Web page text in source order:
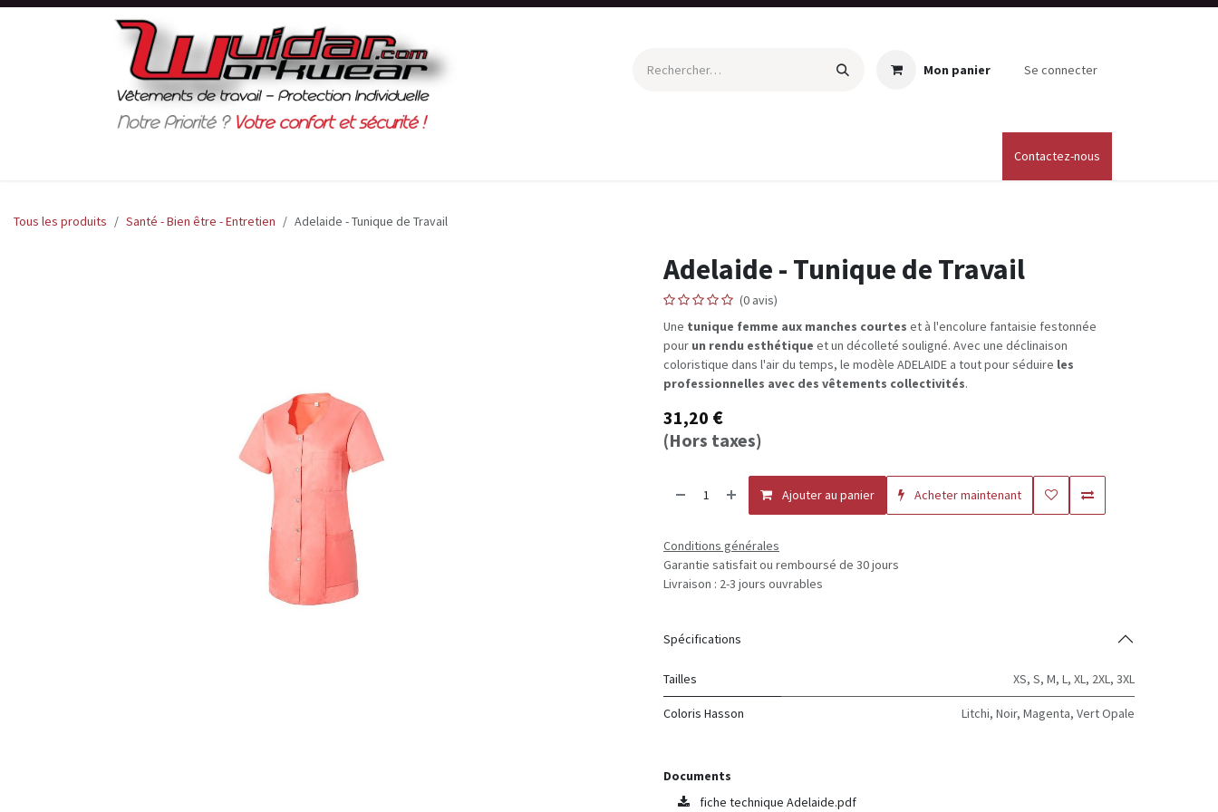
Se rendre au contenu
Mon panier Se connecter
personnalisation vetements
Contactez-nous
Tous les produits Santé - Bien être - Entretien Adelaide - Tunique de Travail
Adelaide - Tunique de Travail
(0 avis)
Une tunique femme aux manches courtes et à l'encolure fantaisie festonnée
pour un rendu esthétique et un décolleté souligné. Avec une déclinaison
coloristique dans l'air du temps, le modèle ADELAIDE a tout pour séduire les
professionnelles avec des vêtements collectivités.
31,20 €
(Hors taxes)
Ajouter au panier Acheter maintenant
Conditions générales
Garantie satisfait ou remboursé de 30 jours
Livraison : 2-3 jours ouvrables
Spécifications
Tailles XS, S, M, L, XL, 2XL, 3XL
Coloris Hasson Litchi, Noir, Magenta, Vert Opale
Documents
fiche technique Adelaide.pdf